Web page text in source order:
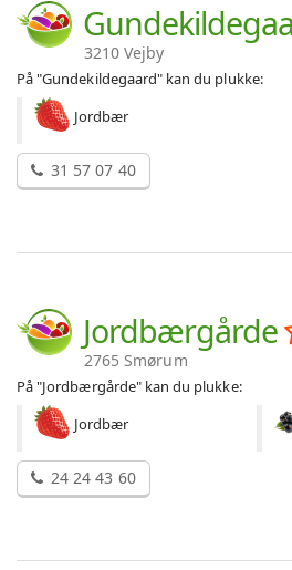
3210 Vejby
På "Gundekildegaard" kan du plukke:
Jordbær
31 57 07 40
Jordbærgårde
2765 Smørum
På "Jordbærgårde" kan du plukke:
Jordbær
24 24 43 60